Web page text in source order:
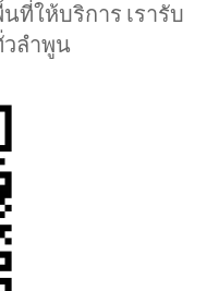
ที่ให้บริการ เรารับ
วลำพูน